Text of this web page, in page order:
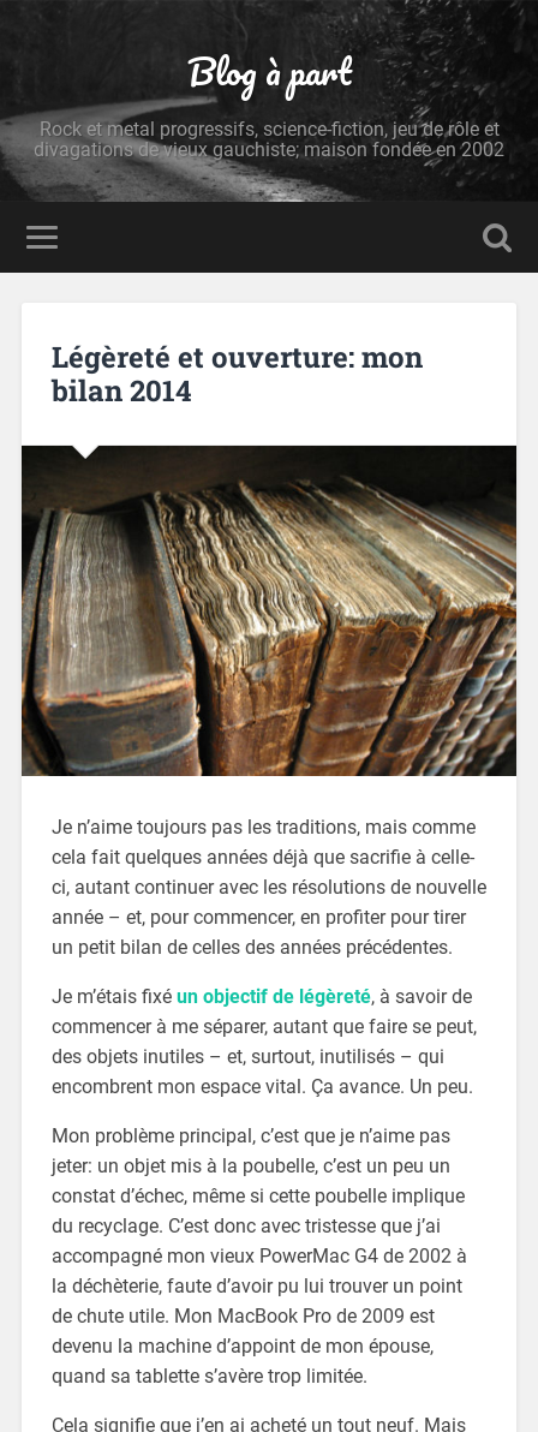
Blog à part
Rock et metal progressifs, science-fiction, jeu de rôle et
divagations de vieux gauchiste; maison fondée en 2002
Légèreté et ouverture: mon
bilan 2014
Je n’aime toujours pas les traditions, mais comme
cela fait quelques années déjà que sacrifie à celle-
ci, autant continuer avec les résolutions de nouvelle
année – et, pour commencer, en profiter pour tirer
un petit bilan de celles des années précédentes.
Je m’étais fixé un objectif de légèreté, à savoir de
commencer à me séparer, autant que faire se peut,
des objets inutiles – et, surtout, inutilisés – qui
encombrent mon espace vital. Ça avance. Un peu.
Mon problème principal, c’est que je n’aime pas
jeter: un objet mis à la poubelle, c’est un peu un
constat d’échec, même si cette poubelle implique
du recyclage. C’est donc avec tristesse que j’ai
accompagné mon vieux PowerMac G4 de 2002 à
la déchèterie, faute d’avoir pu lui trouver un point
de chute utile. Mon MacBook Pro de 2009 est
devenu la machine d’appoint de mon épouse,
quand sa tablette s’avère trop limitée.
Cela signifie que j’en ai acheté un tout neuf. Mais